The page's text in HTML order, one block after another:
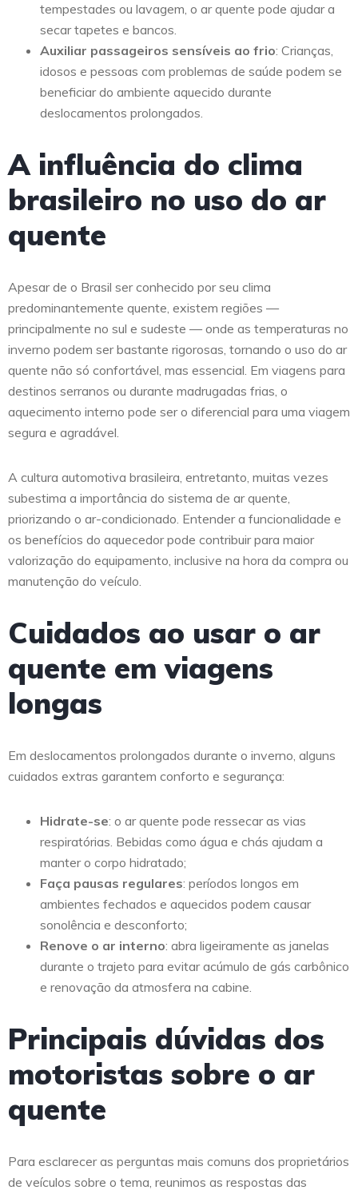
tempestades ou lavagem, o ar quente pode ajudar a
secar tapetes e bancos.
Auxiliar passageiros sensíveis ao frio: Crianças,
idosos e pessoas com problemas de saúde podem se
beneficiar do ambiente aquecido durante
deslocamentos prolongados.
A influência do clima
brasileiro no uso do ar
quente
Apesar de o Brasil ser conhecido por seu clima
predominantemente quente, existem regiões —
principalmente no sul e sudeste — onde as temperaturas no
inverno podem ser bastante rigorosas, tornando o uso do ar
quente não só confortável, mas essencial. Em viagens para
destinos serranos ou durante madrugadas frias, o
aquecimento interno pode ser o diferencial para uma viagem
segura e agradável.
A cultura automotiva brasileira, entretanto, muitas vezes
subestima a importância do sistema de ar quente,
priorizando o ar-condicionado. Entender a funcionalidade e
os benefícios do aquecedor pode contribuir para maior
valorização do equipamento, inclusive na hora da compra ou
manutenção do veículo.
Cuidados ao usar o ar
quente em viagens
longas
Em deslocamentos prolongados durante o inverno, alguns
cuidados extras garantem conforto e segurança:
Hidrate-se: o ar quente pode ressecar as vias
respiratórias. Bebidas como água e chás ajudam a
manter o corpo hidratado;
Faça pausas regulares: períodos longos em
ambientes fechados e aquecidos podem causar
sonolência e desconforto;
Renove o ar interno: abra ligeiramente as janelas
durante o trajeto para evitar acúmulo de gás carbônico
e renovação da atmosfera na cabine.
Principais dúvidas dos
motoristas sobre o ar
quente
Para esclarecer as perguntas mais comuns dos proprietários
de veículos sobre o tema, reunimos as respostas das